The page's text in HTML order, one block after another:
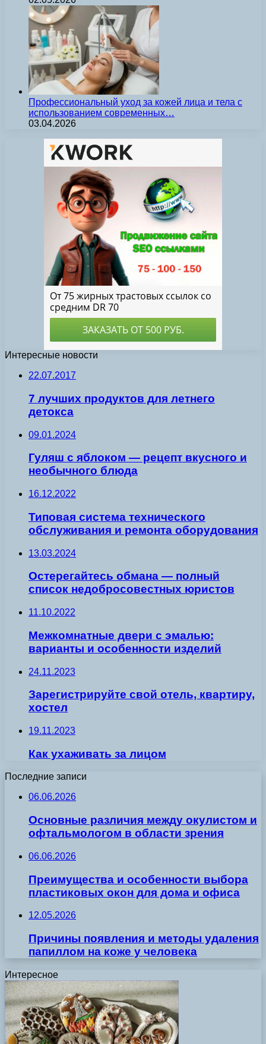
Профессиональный уход за кожей лица и тела с
использованием современных…
03.04.2026
Интересные новости
22.07.2017
7 лучших продуктов для летнего
детокса
09.01.2024
Гуляш с яблоком — рецепт вкусного и
необычного блюда
16.12.2022
Типовая система технического
обслуживания и ремонта оборудования
13.03.2024
Остерегайтесь обмана — полный
список недобросовестных юристов
11.10.2022
Межкомнатные двери с эмалью:
варианты и особенности изделий
24.11.2023
Зарегистрируйте свой отель, квартиру,
хостел
19.11.2023
Как ухаживать за лицом
Последние записи
06.06.2026
Основные различия между окулистом и
офтальмологом в области зрения
06.06.2026
Преимущества и особенности выбора
пластиковых окон для дома и офиса
12.05.2026
Причины появления и методы удаления
папиллом на коже у человека
Интересное